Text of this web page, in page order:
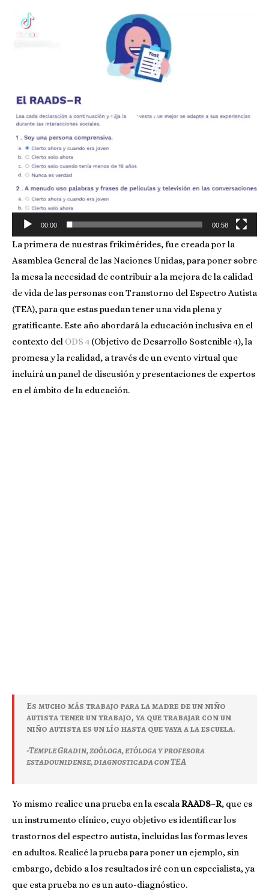
Reproductor
00:00 00:58
La primera de nuestras frikimérides, fue creada por la
Asamblea General de las Naciones Unidas, para poner sobre
la mesa la necesidad de contribuir a la mejora de la calidad
de vida de las personas con Transtorno del Espectro Autista
(TEA), para que estas puedan tener una vida plena y
gratificante. Este año abordará la educación inclusiva en el
contexto del ODS 4 (Objetivo de Desarrollo Sostenible 4), la
promesa y la realidad, a través de un evento virtual que
incluirá un panel de discusión y presentaciones de expertos
en el ámbito de la educación.
Es mucho más trabajo para la madre de un niño
autista tener un trabajo, ya que trabajar con un
niño autista es un lío hasta que vaya a la escuela.
-Temple Gradin, zoóloga, etóloga y profesora
estadounidense, diagnosticada con TEA
Yo mismo realice una prueba en la escala RAADS–R, que es
un instrumento clínico, cuyo objetivo es identificar los
trastornos del espectro autista, incluidas las formas leves
en adultos. Realicé la prueba para poner un ejemplo, sin
embargo, debido a los resultados iré con un especialista, ya
que esta prueba no es un auto-diagnóstico.